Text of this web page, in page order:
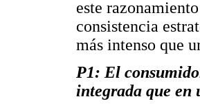
este
consistencia
más intenso que
P1: El
integrada que en